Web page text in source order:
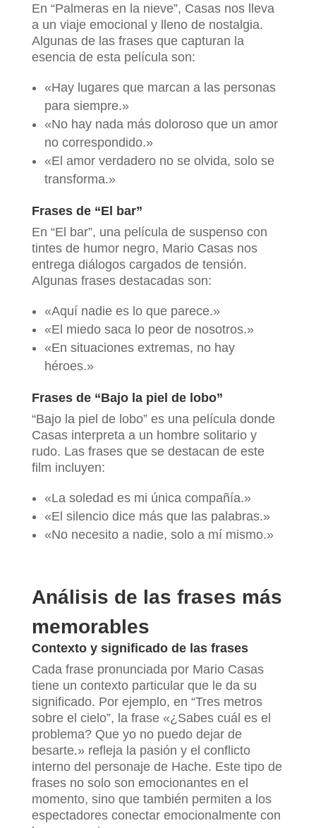
En “Palmeras en la nieve”, Casas nos lleva
a un viaje emocional y lleno de nostalgia.
Algunas de las frases que capturan la
esencia de esta película son:
«Hay lugares que marcan a las personas
para siempre.»
«No hay nada más doloroso que un amor
no correspondido.»
«El amor verdadero no se olvida, solo se
transforma.»
Frases de “El bar”
En “El bar”, una película de suspenso con
tintes de humor negro, Mario Casas nos
entrega diálogos cargados de tensión.
Algunas frases destacadas son:
«Aquí nadie es lo que parece.»
«El miedo saca lo peor de nosotros.»
«En situaciones extremas, no hay
héroes.»
Frases de “Bajo la piel de lobo”
“Bajo la piel de lobo” es una película donde
Casas interpreta a un hombre solitario y
rudo. Las frases que se destacan de este
film incluyen:
«La soledad es mi única compañía.»
«El silencio dice más que las palabras.»
«No necesito a nadie, solo a mí mismo.»
Análisis de las frases más
memorables
Contexto y significado de las frases
Cada frase pronunciada por Mario Casas
tiene un contexto particular que le da su
significado. Por ejemplo, en “Tres metros
sobre el cielo”, la frase «¿Sabes cuál es el
problema? Que yo no puedo dejar de
besarte.» refleja la pasión y el conflicto
interno del personaje de Hache. Este tipo de
frases no solo son emocionantes en el
momento, sino que también permiten a los
espectadores conectar emocionalmente con